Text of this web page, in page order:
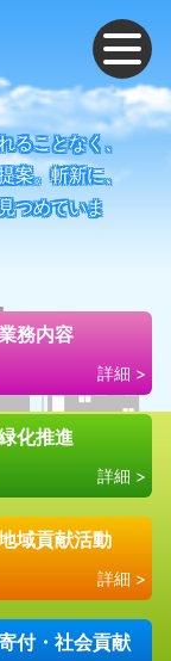
ることなく、
案。斬新に、
つめていま
務内容
詳細 >
化推進
詳細 >
域貢献活動
詳細 >
付・社会貢献